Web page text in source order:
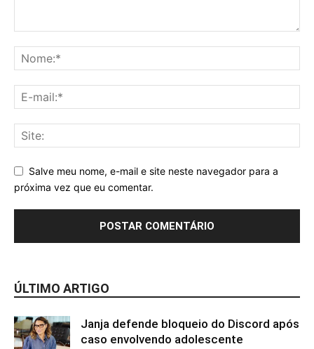
Salve meu nome, e-mail e site neste navegador para a
próxima vez que eu comentar.
ÚLTIMO ARTIGO
Janja defende bloqueio do Discord após
caso envolvendo adolescente